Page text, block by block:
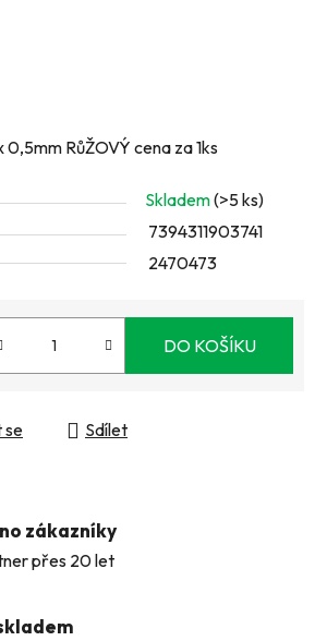
RůŽOVÝ cena za 1ks
Skladem(>5 ks)
7394311903741
2470473
DO KOŠÍKU
se Sdílet
zákazníky
přes 20 let